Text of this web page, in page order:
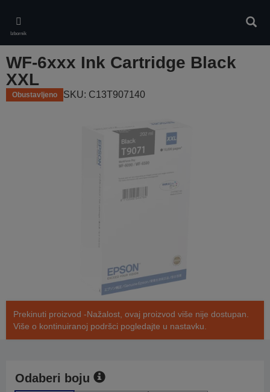
main
content
Izbornik
WF-6xxx Ink Cartridge Black
XXL
Obustavljeno SKU: C13T907140
Prekinuti proizvod -Nažalost, ovaj proizvod više nije dostupan.
Više o kontinuiranoj podršci pogledajte u nastavku.
Odaberi boju